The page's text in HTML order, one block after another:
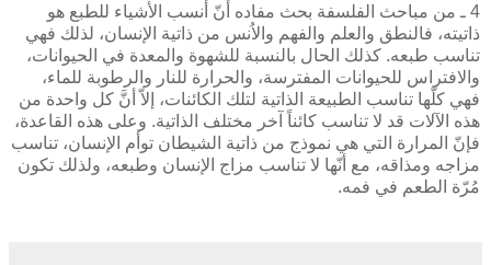
4 ـ من مباحث الفلسفة بحث مفاده أنّ أنسب الأشياء للطبع هو
ذاتيته، فالنطق والعلم والفهم والاُنس من ذاتية الإنسان، لذلك فهي
تناسب طبعه. كذلك الحال بالنسبة للشهوة والمعدة في الحيوانات،
والافتراس للحيوانات المفترسة، والحرارة للنار والرطوبة للماء،
فهي كلّها تناسب الطبيعة الذاتية لتلك الكائنات، إلاّ أنَّ كل واحدة من
هذه الآلات قد لا تناسب كائناً آخر مختلف الذاتية. وعلى هذه القاعدة،
فإنّ المرارة التي هي نموذج من ذاتية الشيطان توأم الإنسان، تناسب
مزاجه ومذاقه، مع أنّها لا تناسب مزاج الإنسان وطبعه، ولذلك تكون
مُرّة الطعم في فمه.